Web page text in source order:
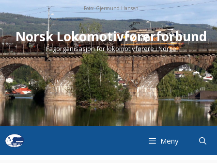
to
content
Foto: Gjermund Hansen
Norsk Lokomotivførerforbund
Fagorganisasjon for lokomotivførere i Norge
Meny